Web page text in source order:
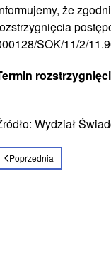
że
SOK/11/2/
Wydział
Poprzednia